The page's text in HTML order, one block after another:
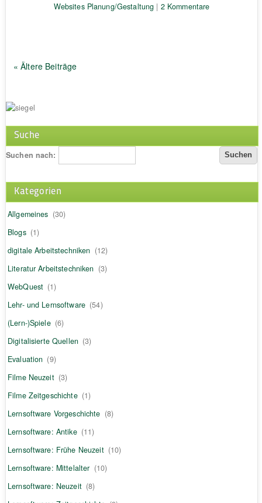
Websites Planung/Gestaltung | 2 Kommentare
« Ältere Beiträge
Suche
Suchen nach:
Kategorien
Allgemeines (30)
Blogs (1)
digitale Arbeitstechniken (12)
Literatur Arbeitstechniken (3)
WebQuest (1)
Lehr- und Lernsoftware (54)
(Lern-)Spiele (6)
Digitalisierte Quellen (3)
Evaluation (9)
Filme Neuzeit (3)
Filme Zeitgeschichte (1)
Lernsoftware Vorgeschichte (8)
Lernsoftware: Antike (11)
Lernsoftware: Frühe Neuzeit (10)
Lernsoftware: Mittelalter (10)
Lernsoftware: Neuzeit (8)